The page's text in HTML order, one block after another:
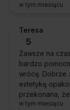
w tym miesiącu
Teresa
5
Zawsze na
bardzo
wrócę. Dobrze
estetykę
przekonana,
w tym miesiącu